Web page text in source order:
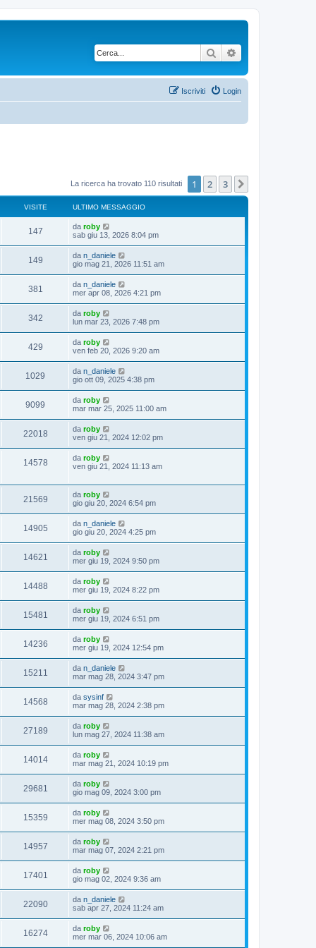
Cerca
Login
Iscriviti
La ricerca ha trovato 110 risultati 1 2 3
VISITE ULTIMO MESSAGGIO
147 da roby
sab giu 13, 2026 8:04 pm
149 da n_daniele
gio mag 21, 2026 11:51 am
381 da n_daniele
mer apr 08, 2026 4:21 pm
342 da roby
lun mar 23, 2026 7:48 pm
429 da roby
ven feb 20, 2026 9:20 am
1029 da n_daniele
gio ott 09, 2025 4:38 pm
9099 da roby
mar mar 25, 2025 11:00 am
22018 da roby
ven giu 21, 2024 12:02 pm
14578 da roby
ven giu 21, 2024 11:13 am
21569 da roby
gio giu 20, 2024 6:54 pm
14905 da n_daniele
gio giu 20, 2024 4:25 pm
14621 da roby
mer giu 19, 2024 9:50 pm
14488 da roby
mer giu 19, 2024 8:22 pm
15481 da roby
mer giu 19, 2024 6:51 pm
14236 da roby
mer giu 19, 2024 12:54 pm
15211 da n_daniele
mar mag 28, 2024 3:47 pm
14568 da sysinf
mar mag 28, 2024 2:38 pm
27189 da roby
lun mag 27, 2024 11:38 am
14014 da roby
mar mag 21, 2024 10:19 pm
29681 da roby
gio mag 09, 2024 3:00 pm
15359 da roby
mer mag 08, 2024 3:50 pm
14957 da roby
mar mag 07, 2024 2:21 pm
17401 da roby
gio mag 02, 2024 9:36 am
22090 da n_daniele
sab apr 27, 2024 11:24 am
16274 da roby
mer mar 06, 2024 10:06 am